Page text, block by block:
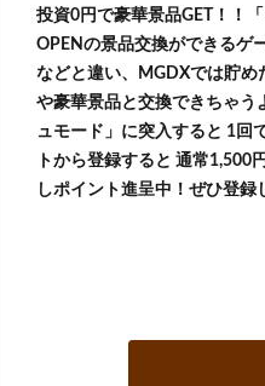
投資0円で豪華景品GET！！
OPENの景品交換ができるゲ
などと違い、MGDXでは貯め
や豪華景品と交換できちゃう
ュモード」に突入すると 1回
トから登録すると 通常1,500
しポイント進呈中！ぜひ登録